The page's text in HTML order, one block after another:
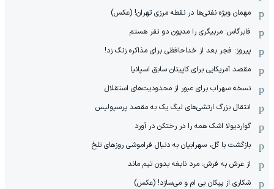
مهمان‌ ویژه نفتی‌ها در نقطه مرزی تهران! (عکس)
فابرگاس: مربیگری را مدیون دو نفر هستم
پیروز: فجر بعد از خداحافظی برای مذاکره زنگ زد!
مقصد آمریکایی برای کاپیتان سابق اسپانیا
نسخه سهراب برای عبور از محدودیت‌های استقلال
انتقال بزرگ ارتشی‌های لیگ یک به مقصد پرسپولیس
گواردیولا اشک همه را در رختکن در آورد
بازگشت با گل، سهرابیان به دنبال فراموشی روزهای تلخ
از عرش به فرش: مرد نابغه‌ بدون تیم ماند
شکاری از پیکان بی ام و می‌سازد! (عکس)